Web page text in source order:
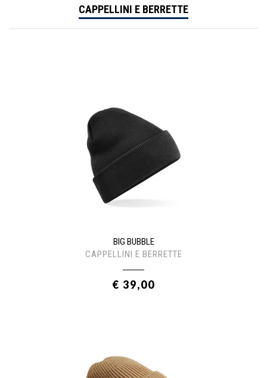
CAPPELLINI E BERRETTE
BIG BUBBLE
CAPPELLINI E BERRETTE
€ 39,00